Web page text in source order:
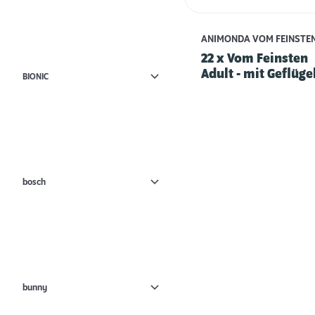
BIONIC
bosch
bunny
ANIMONDA VOM FEINSTEN
22 x Vom Feinsten
Adult - mit